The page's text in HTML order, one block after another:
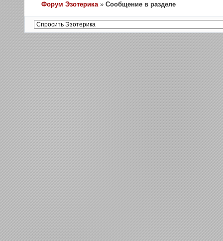
Форум Эзотерика »Сообщение в разделе